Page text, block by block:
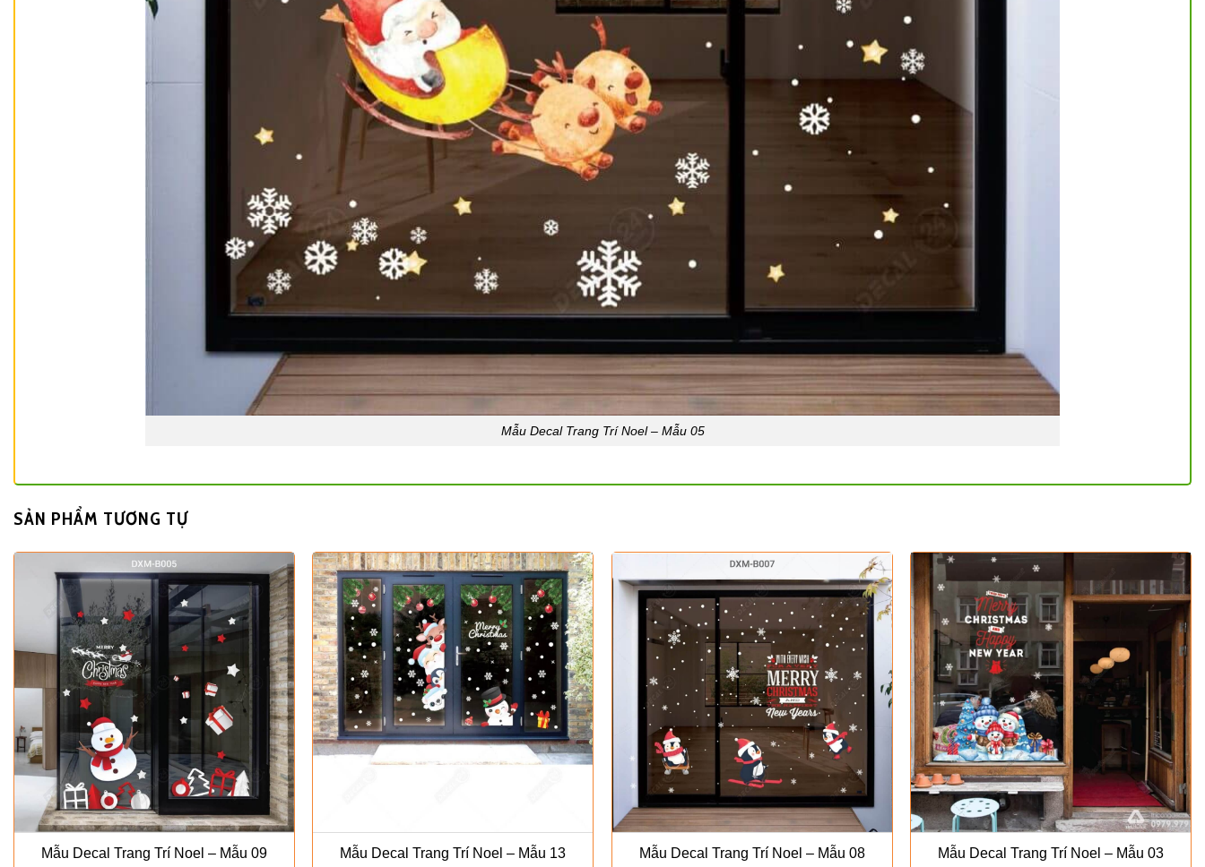
Mẫu Decal Trang Trí Noel – Mẫu 05
SẢN PHẨM TƯƠNG TỰ
Mẫu Decal Trang Trí Noel – Mẫu 09 Mẫu Decal Trang Trí Noel – Mẫu 13 Mẫu Decal Trang Trí Noel – Mẫu 08 Mẫu Decal Trang Trí Noel – Mẫu 03